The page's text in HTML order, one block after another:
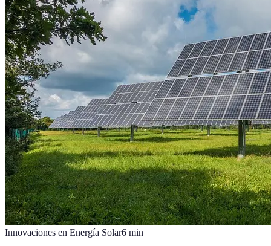
Innovaciones en Energía Solar6 min